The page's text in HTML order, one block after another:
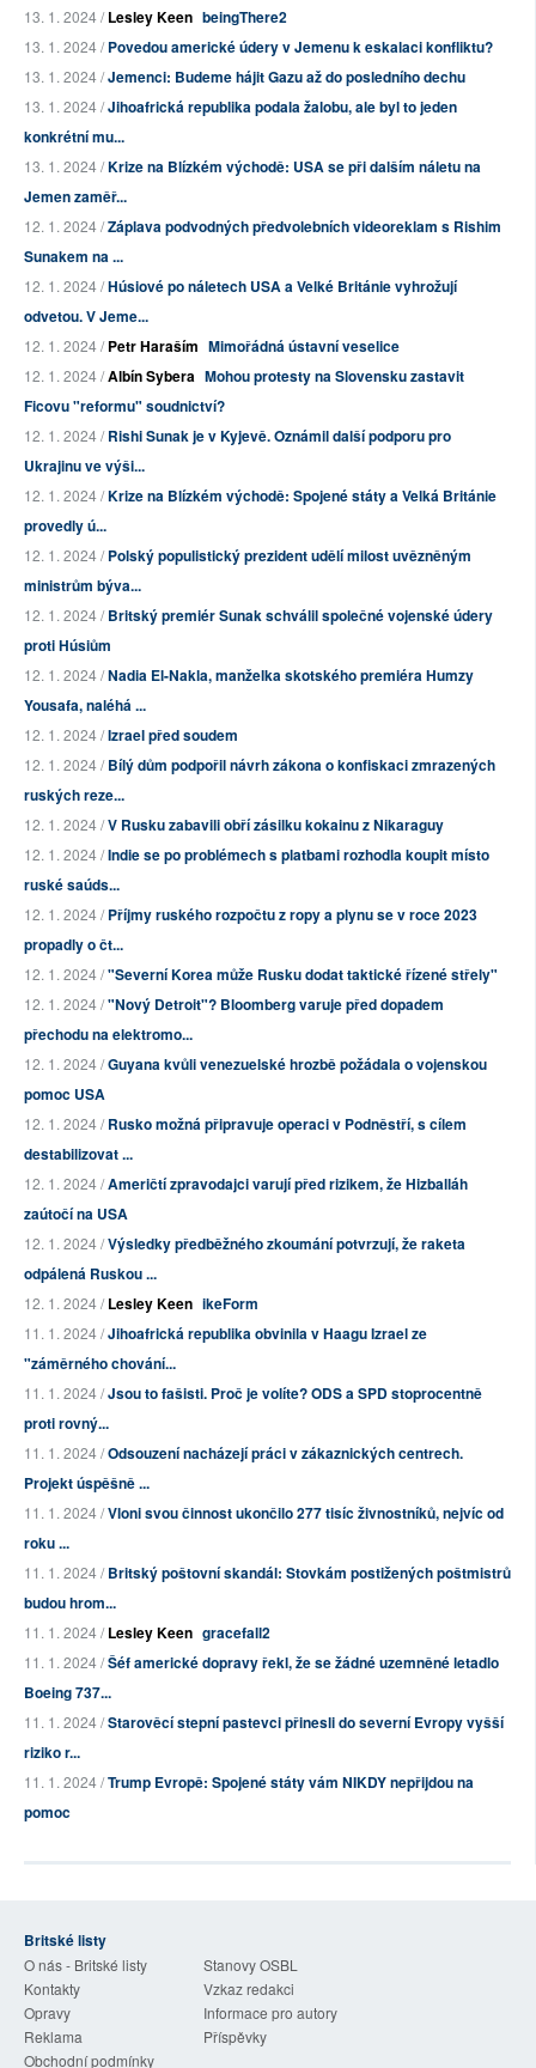
13. 1. 2024 /Lesley Keen beingThere2
13. 1. 2024 /Povedou americké údery v Jemenu k eskalaci konfliktu?
13. 1. 2024 /Jemenci: Budeme hájit Gazu až do posledního dechu
13. 1. 2024 /Jihoafrická republika podala žalobu, ale byl to jeden
konkrétní mu...
13. 1. 2024 /Krize na Blízkém východě: USA se při dalším náletu na
Jemen zaměř...
12. 1. 2024 /Záplava podvodných předvolebních videoreklam s Rishim
Sunakem na ...
12. 1. 2024 /Húsiové po náletech USA a Velké Británie vyhrožují
odvetou. V Jeme...
12. 1. 2024 /Petr Haraším Mimořádná ústavní veselice
12. 1. 2024 /Albín Sybera Mohou protesty na Slovensku zastavit
Ficovu "reformu" soudnictví?
12. 1. 2024 /Rishi Sunak je v Kyjevě. Oznámil další podporu pro
Ukrajinu ve výši...
12. 1. 2024 /Krize na Blízkém východě: Spojené státy a Velká Británie
provedly ú...
12. 1. 2024 /Polský populistický prezident udělí milost uvězněným
ministrům býva...
12. 1. 2024 /Britský premiér Sunak schválil společné vojenské údery
proti Húsiům
12. 1. 2024 /Nadia El-Nakla, manželka skotského premiéra Humzy
Yousafa, naléhá ...
12. 1. 2024 /Izrael před soudem
12. 1. 2024 /Bílý dům podpořil návrh zákona o konfiskaci zmrazených
ruských reze...
12. 1. 2024 /V Rusku zabavili obří zásilku kokainu z Nikaraguy
12. 1. 2024 /Indie se po problémech s platbami rozhodla koupit místo
ruské saúds...
12. 1. 2024 /Příjmy ruského rozpočtu z ropy a plynu se v roce 2023
propadly o čt...
12. 1. 2024 /"Severní Korea může Rusku dodat taktické řízené střely"
12. 1. 2024 /"Nový Detroit"? Bloomberg varuje před dopadem
přechodu na elektromo...
12. 1. 2024 /Guyana kvůli venezuelské hrozbě požádala o vojenskou
pomoc USA
12. 1. 2024 /Rusko možná připravuje operaci v Podněstří, s cílem
destabilizovat ...
12. 1. 2024 /Američtí zpravodajci varují před rizikem, že Hizballáh
zaútočí na USA
12. 1. 2024 /Výsledky předběžného zkoumání potvrzují, že raketa
odpálená Ruskou ...
12. 1. 2024 /Lesley Keen ikeForm
11. 1. 2024 /Jihoafrická republika obvinila v Haagu Izrael ze
"záměrného chování...
11. 1. 2024 /Jsou to fašisti. Proč je volíte? ODS a SPD stoprocentně
proti rovný...
11. 1. 2024 /Odsouzení nacházejí práci v zákaznických centrech.
Projekt úspěšně ...
11. 1. 2024 /Vloni svou činnost ukončilo 277 tisíc živnostníků, nejvíc od
roku ...
11. 1. 2024 /Britský poštovní skandál: Stovkám postižených poštmistrů
budou hrom...
11. 1. 2024 /Lesley Keen gracefall2
11. 1. 2024 /Šéf americké dopravy řekl, že se žádné uzemněné letadlo
Boeing 737...
11. 1. 2024 /Starověcí stepní pastevci přinesli do severní Evropy vyšší
riziko r...
11. 1. 2024 /Trump Evropě: Spojené státy vám NIKDY nepřijdou na
pomoc
Britské listy
O nás - Britské listy
Stanovy OSBL
Kontakty
Vzkaz redakci
Opravy
Informace pro autory
Reklama
Příspěvky
Obchodní podmínky